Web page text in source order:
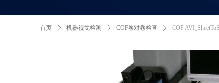
首页 ꄲ 机器视觉检测 ꄲ COF卷对卷检查 ꄲ COF